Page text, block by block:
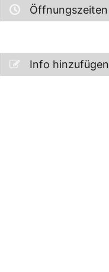
Öffnungszeiten
Info hinzufügen